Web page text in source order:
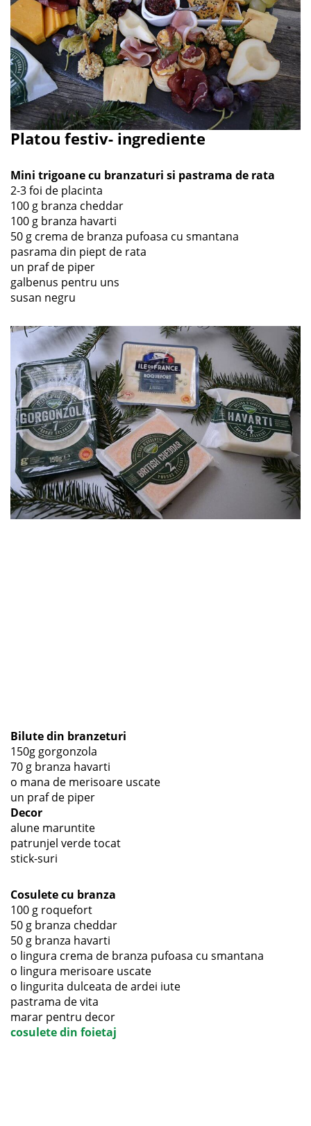
Platou festiv- ingrediente
Mini trigoane cu branzaturi si pastrama de rata
2-3 foi de placinta
100 g branza cheddar
100 g branza havarti
50 g crema de branza pufoasa cu smantana
pasrama din piept de rata
un praf de piper
galbenus pentru uns
susan negru
Bilute din branzeturi
150g gorgonzola
70 g branza havarti
o mana de merisoare uscate
un praf de piper
Decor
alune maruntite
patrunjel verde tocat
stick-suri
Cosulete cu branza
100 g roquefort
50 g branza cheddar
50 g branza havarti
o lingura crema de branza pufoasa cu smantana
o lingura merisoare uscate
o lingurita dulceata de ardei iute
pastrama de vita
marar pentru decor
cosulete din foietaj